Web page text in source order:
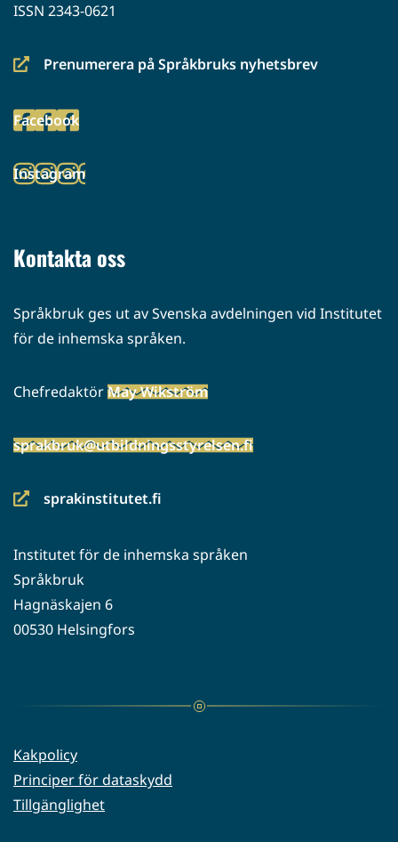
ISSN 2343-0621
Prenumerera på Språkbruks nyhetsbrev
(siirryt
palveluun)
Facebook
(siirryt
palveluun)
Instagram
(siirryt
Kontakta oss
Språkbruk ges ut av Svenska avdelningen vid Institutet
för de inhemska språken.
ChefredaktörMay Wikström
sprakbruk@utbildningsstyrelsen.fi
sprakinstitutet.fi
(siirryt
palveluun)
Institutet för de inhemska språken
Språkbruk
Hagnäskajen 6
00530 Helsingfors
Kakpolicy
Principer för dataskydd
Tillgänglighet